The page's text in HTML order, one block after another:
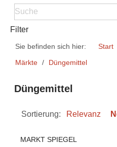
Filter
Sie befinden sich hier: Start
Märkte
Düngemittel
Düngemittel
Sortierung: Relevanz
MARKT SPIEGEL